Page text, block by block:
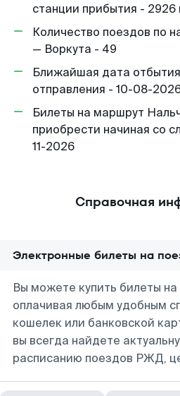
станции прибытия - 2926
Количество поездов по
— Воркута - 49
Ближайшая дата
отправления - 10-08-
Билеты на маршрут
приобрести начиная со
11-2026
Справочная
Электронные билеты на
Вы можете купить билеты на
оплачивая любым удобным
кошелек или банковской
вы всегда найдете
расписанию поездов РЖД,